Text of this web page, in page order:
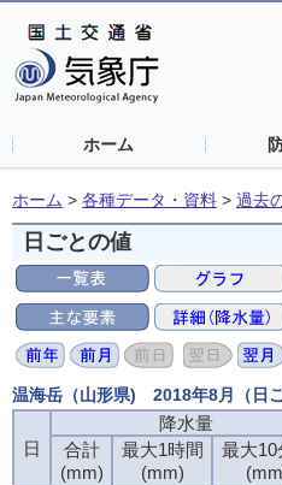
ホーム
ホーム > 各種データ・資料 > 過去
日ごとの値
温海岳（山形県) 2018年8月（日
日
降水量
合計
(mm)
最大1時間
(mm)
最大10